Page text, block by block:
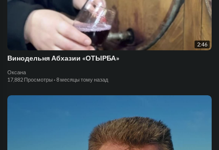
2:46
Винодельня Абхазии «ОТЫРБА»
Оксана
17,882 Просмотры · 8 месяцы тому назад